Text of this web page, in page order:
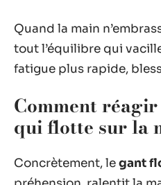
Quand la main
tout l’équilibre qui
fatigue plus rapide,
Comment
qui flotte sur la
Concrètement, legant